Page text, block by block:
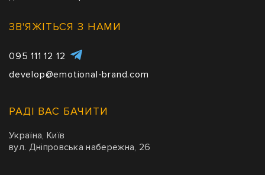
ЗВ'ЯЖІТЬСЯ З НАМИ
095 111 12 12
develop@emotional-brand.com
РАДІ ВАС БАЧИТИ
Україна, Київ
вул. Дніпровська набережна, 26